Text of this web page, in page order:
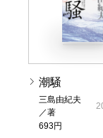
潮騒
三島由紀夫
／著
693円